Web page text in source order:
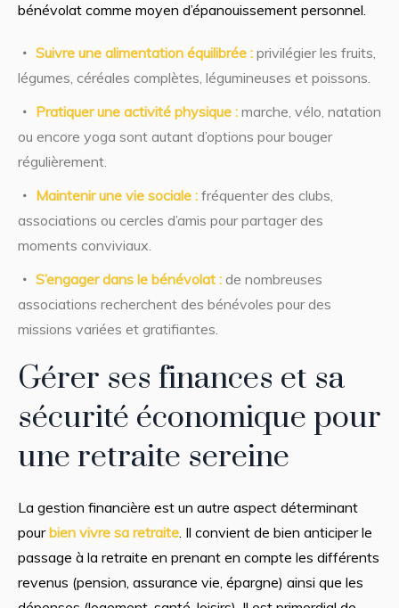
bénévolat comme moyen d’épanouissement personnel.
Suivre une alimentation équilibrée : privilégier les fruits,
légumes, céréales complètes, légumineuses et poissons.
Pratiquer une activité physique : marche, vélo, natation
ou encore yoga sont autant d’options pour bouger
régulièrement.
Maintenir une vie sociale : fréquenter des clubs,
associations ou cercles d’amis pour partager des
moments conviviaux.
S’engager dans le bénévolat : de nombreuses
associations recherchent des bénévoles pour des
missions variées et gratifiantes.
Gérer ses finances et sa
sécurité économique pour
une retraite sereine
La gestion financière est un autre aspect déterminant
pourbien vivre sa retraite. Il convient de bien anticiper le
passage à la retraite en prenant en compte les différents
revenus (pension, assurance vie, épargne) ainsi que les